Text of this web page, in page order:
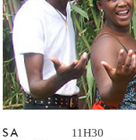
SA 11H30